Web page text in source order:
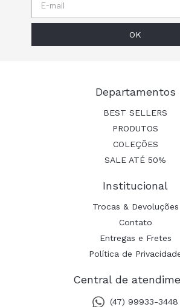
Departamentos
BEST SELLERS
PRODUTOS
COLEÇÕES
SALE ATÉ 50%
Institucional
Trocas & Devoluções
Contato
Entregas e Fretes
Política de
Central de
(47) 99933-3448